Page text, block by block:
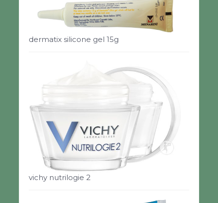
dermatix silicone gel 15g
vichy nutrilogie 2